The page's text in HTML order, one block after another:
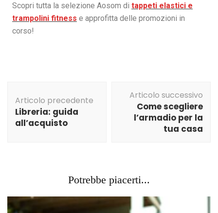
Scopri tutta la selezione Aosom di tappeti elastici e
trampolini fitness e approfitta delle promozioni in
corso!
Articolo precedente
Libreria: guida
all’acquisto
Articolo successivo
Come scegliere
l’armadio per la
tua casa
Potrebbe piacerti...